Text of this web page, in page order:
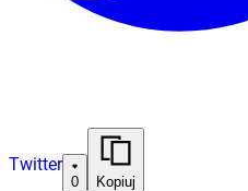
Twitter
0 Kopiuj